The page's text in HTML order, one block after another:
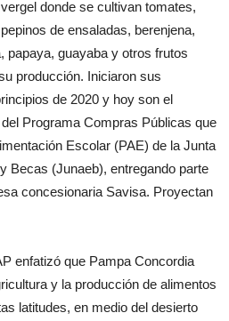
donde se cultivan tomates,
de ensaladas, berenjena,
papaya, guayaba y otros frutos
producción. Iniciaron sus
de 2020 y hoy son el
Programa Compras Públicas que
Escolar (PAE) de la Junta
Becas (Junaeb), entregando parte
concesionaria Savisa. Proyectan
enfatizó que Pampa Concordia
y la producción de alimentos
latitudes, en medio del desierto